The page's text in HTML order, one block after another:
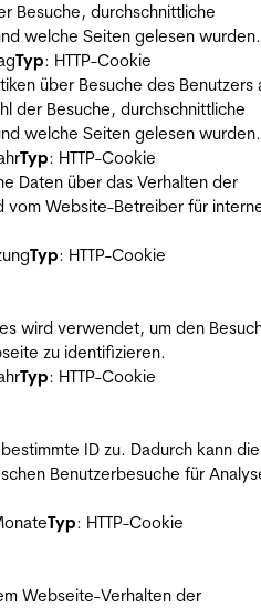
Besuche, durchschnittliche
welche Seiten gelesen wurden.
Typ: HTTP-Cookie
über Besuche des Benutzers
der Besuche, durchschnittliche
welche Seiten gelesen wurden.
Typ: HTTP-Cookie
Daten über das Verhalten der
vom Website-Betreiber für
Typ: HTTP-Cookie
wird verwendet, um den
zu identifizieren.
Typ: HTTP-Cookie
ID zu. Dadurch kann die
Benutzerbesuche für
Typ: HTTP-Cookie
Webseite-Verhalten der